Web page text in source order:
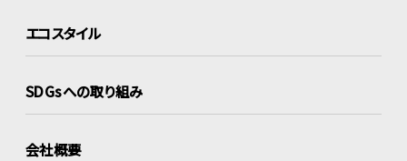
エコスタイル
SDGsへの取り組み
会社概要